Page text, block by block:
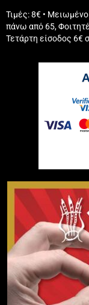
Τιμές: 8€ •
πάνω από 65,
Τετάρτη είσοδος 6€